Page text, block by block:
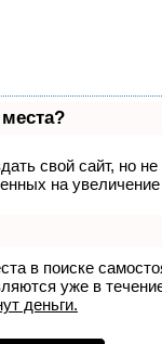
свой сайт, но
на
в поиске
уже в
деньги.